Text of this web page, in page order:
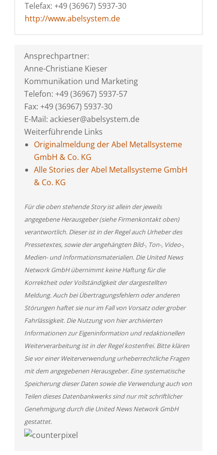
Telefax: +49 (36967) 5937-30
http://www.abelsystem.de
Ansprechpartner:
Anne-Christiane Kieser
Kommunikation und Marketing
Telefon: +49 (36967) 5937-57
Fax: +49 (36967) 5937-30
E-Mail: ackieser@abelsystem.de
Weiterführende Links
Originalmeldung der Abel Metallsysteme
GmbH & Co. KG
Alle Stories der Abel Metallsysteme GmbH
& Co. KG
Für die oben stehende Story ist allein der jeweils
angegebene Herausgeber (siehe Firmenkontakt oben)
verantwortlich. Dieser ist in der Regel auch Urheber des
Pressetextes, sowie der angehängten Bild-, Ton-, Video-,
Medien- und Informationsmaterialien. Die United News
Network GmbH übernimmt keine Haftung für die
Korrektheit oder Vollständigkeit der dargestellten
Meldung. Auch bei Übertragungsfehlern oder anderen
Störungen haftet sie nur im Fall von Vorsatz oder grober
Fahrlässigkeit. Die Nutzung von hier archivierten
Informationen zur Eigeninformation und redaktionellen
Weiterverarbeitung ist in der Regel kostenfrei. Bitte klären
Sie vor einer Weiterverwendung urheberrechtliche Fragen
mit dem angegebenen Herausgeber. Eine systematische
Speicherung dieser Daten sowie die Verwendung auch von
Teilen dieses Datenbankwerks sind nur mit schriftlicher
Genehmigung durch die United News Network GmbH
gestattet.